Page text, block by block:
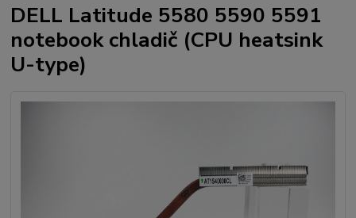
DELL Latitude 5580 5590 5591
notebook chladič (CPU heatsink
U-type)